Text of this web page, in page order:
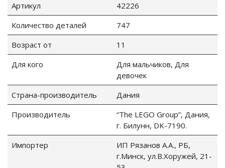
Артикул
42226
Количество деталей
747
Возраст от
11
Для кого
Для мальчиков, Для
девочек
Страна-производитель
Дания
Производитель
“The LEGO Group”, Дания,
г. Билунн, DK-7190.
Импортер
ИП Рязанов А.А., РБ,
г.Минск, ул.В.Хоружей, 21-